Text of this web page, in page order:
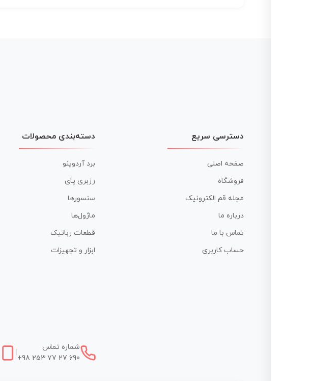
دسترسی سریع
صفحه اصلی
فروشگاه
مجله قم الکترونیک
درباره ما
تماس با ما
حساب کاربری
دسته‌بندی محصولات
برد آردوینو
رزبری پای
سنسورها
ماژول‌ها
قطعات رباتیک
ابزار و تجهیزات
شماره تماس
+98 253 77 27 690